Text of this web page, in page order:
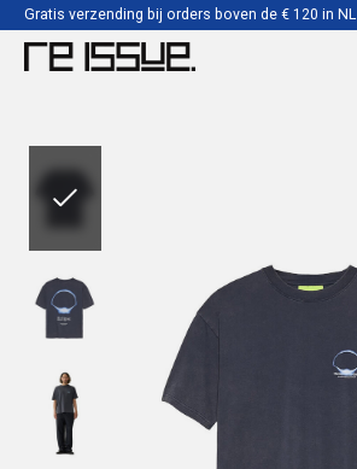
Gratis verzending bij orders boven de € 120 in NL